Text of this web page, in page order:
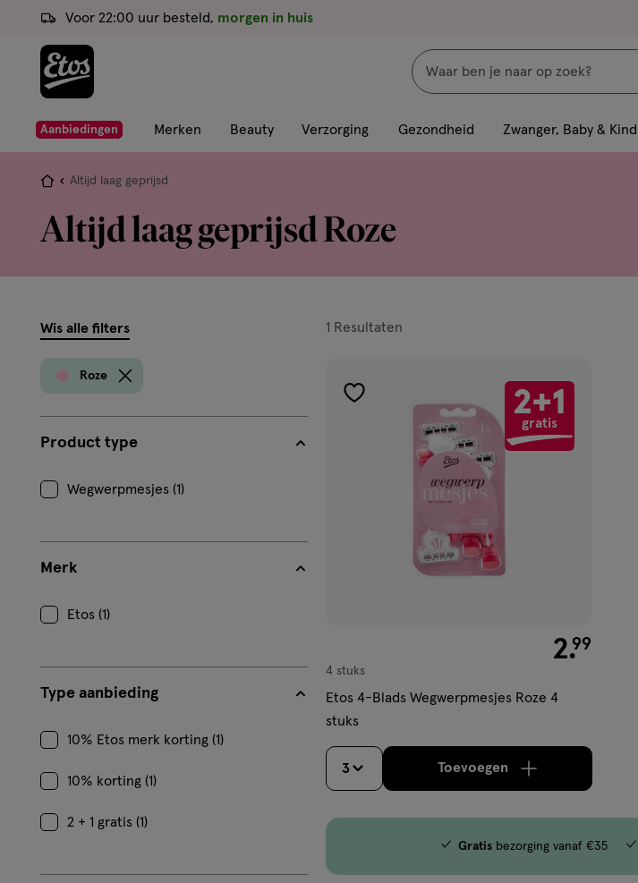
ga
de
hoofd
ga
naar
de
ga
naar
Voor 22:00 uur besteld, morgen in huis
Zoeken
met
dit
Aanbiedingen Merken Beauty Verzorging Gezondheid Zwanger, Baby & Kind
Je
hier:
Altijd laag geprijsd
Altijd laag geprijsd Roze
filters
Wis alle filters
Roze
Product type
Wegwerpmesjes (1)
Merk
Etos (1)
Type aanbieding
10% Etos merk korting (1)
10% korting (1)
2 + 1 gratis (1)
1 Resultaten
producten
2+1
gratis
toevoegen
verlanglijst
€ 2.99
2.99
4 stuks
Etos 4-Blads Wegwerpmesjes Roze 4
stuks
3 Toevoegenverhoog aantal met één
Gratis bezorging vanaf €35